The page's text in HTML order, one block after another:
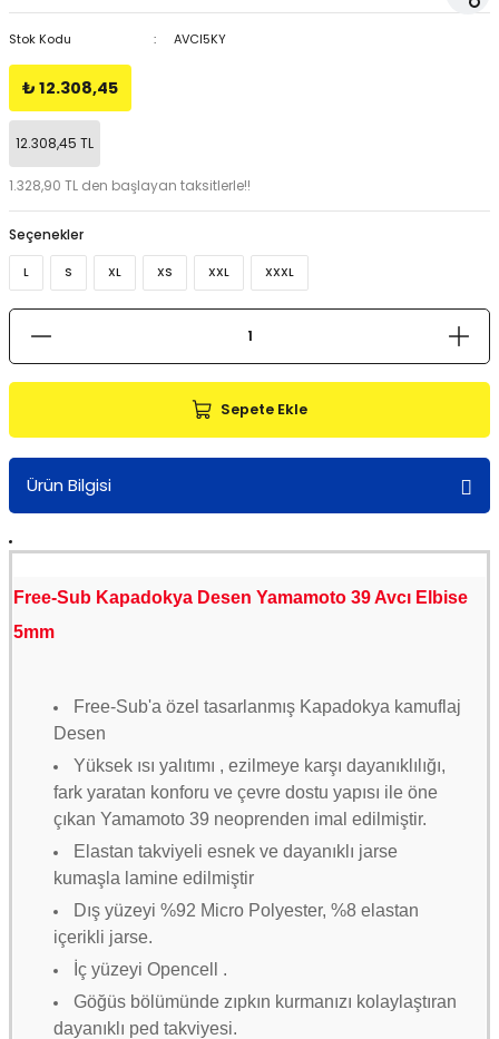
Stok Kodu AVCI5KY
₺ 12.308,45
12.308,45 TL
1.328,90 TL den başlayan taksitlerle!!
Seçenekler
L S XL XS XXL XXXL
Sepete Ekle
Ürün Bilgisi
Free-Sub Kapadokya Desen Yamamoto 39 Avcı Elbise
5mm
Free-Sub'a özel tasarlanmış Kapadokya kamuflaj
Desen
Yüksek ısı yalıtımı , ezilmeye karşı dayanıklılığı,
fark yaratan konforu ve çevre dostu yapısı ile öne
çıkan Yamamoto 39 neoprenden imal edilmiştir.
Elastan takviyeli esnek ve dayanıklı jarse
kumaşla lamine edilmiştir
Dış yüzeyi %92 Micro Polyester, %8 elastan
içerikli jarse.
İç yüzeyi Opencell .
Göğüs bölümünde zıpkın kurmanızı kolaylaştıran
dayanıklı ped takviyesi.